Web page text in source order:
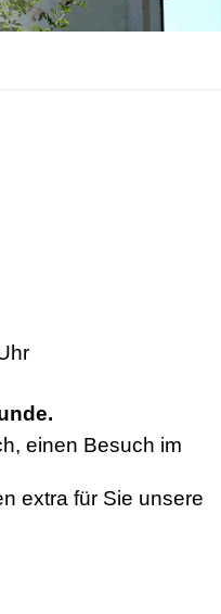
einen Besuch im
extra für Sie unsere